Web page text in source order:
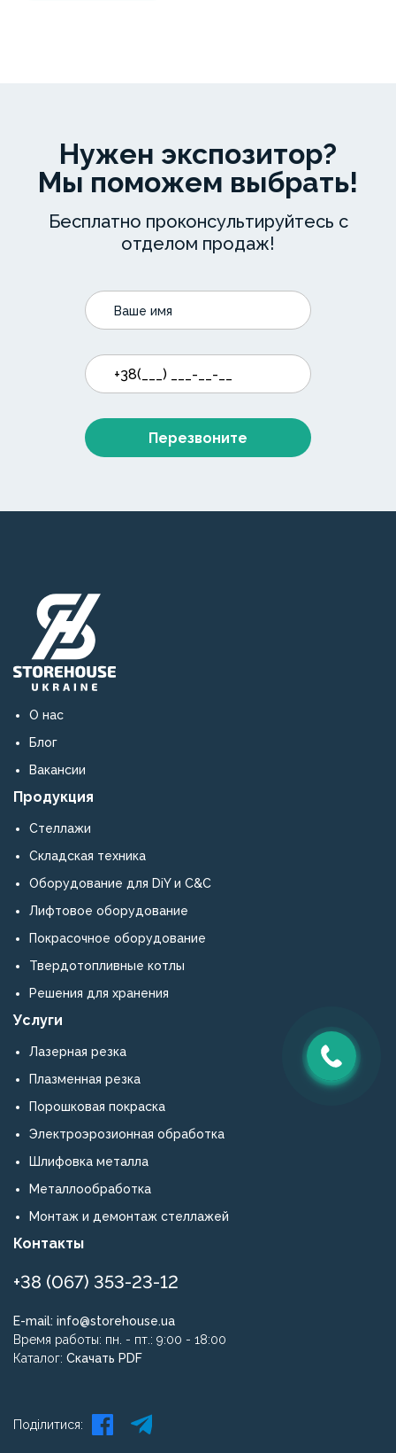
Нужен экспозитор?
Мы поможем выбрать!
Бесплатно проконсультируйтесь с
отделом продаж!
Перезвоните
О нас
Блог
Вакансии
Продукция
Стеллажи
Складская техника
Оборудование для DiY и C&C
Лифтовое оборудование
Покрасочное оборудование
Твердотопливные котлы
Решения для хранения
Услуги
Лазерная резка
Плазменная резка
Порошковая покраска
Электроэрозионная обработка
Шлифовка металла
Металлообработка
Монтаж и демонтаж стеллажей
Контакты
+38 (067) 353-23-12
E-mail: info@storehouse.ua
Время работы: пн. - пт.: 9:00 - 18:00
Каталог: Скачать PDF
Поділитися: